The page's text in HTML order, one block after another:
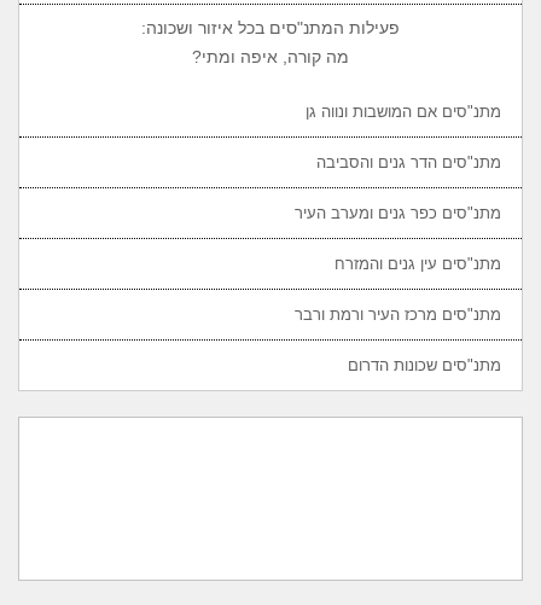
פעילות המתנ"סים בכל איזור ושכונה:
מה קורה, איפה ומתי?
מתנ"סים אם המושבות ונווה גן
מתנ"סים הדר גנים והסביבה
מתנ"סים כפר גנים ומערב העיר
מתנ"סים עין גנים והמזרח
מתנ"סים מרכז העיר ורמת ורבר
מתנ"סים שכונות הדרום